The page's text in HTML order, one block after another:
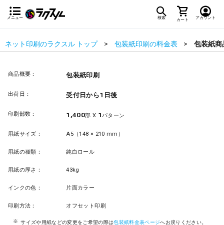
メニュー 検索 カート アカウント
ネット印刷のラクスル トップ 包装紙印刷の料金表 包装紙商
商品概要： 包装紙印刷
出荷日： 受付日から1日後
印刷部数： 1,400部 X 1パターン
用紙サイズ： A5（148 × 210 mm）
用紙の種類： 純白ロール
用紙の厚さ： 43kg
インクの色： 片面カラー
印刷方法： オフセット印刷
サイズや用紙などの変更をご希望の際は包装紙料金表ページへお戻りください。